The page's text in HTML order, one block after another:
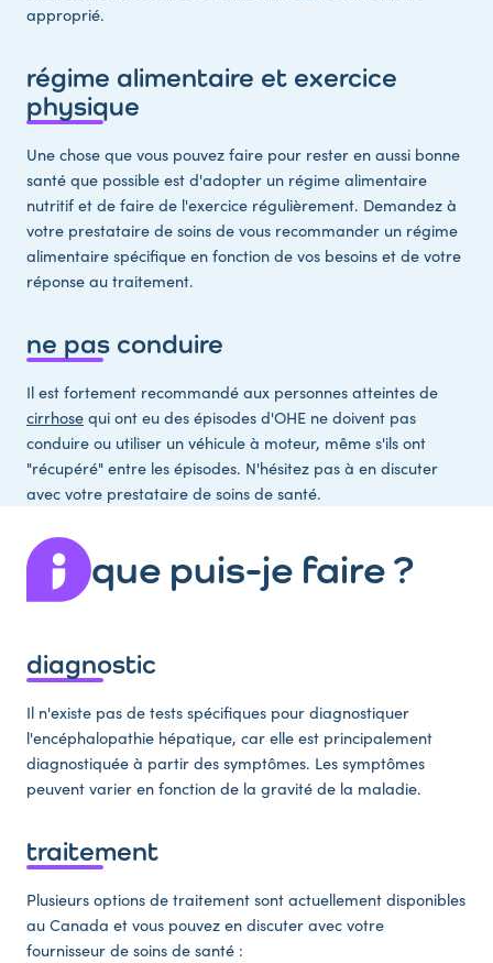
approprié.
régime alimentaire et exercice
physique
Une chose que vous pouvez faire pour rester en aussi bonne
santé que possible est d'adopter un régime alimentaire
nutritif et de faire de l'exercice régulièrement. Demandez à
votre prestataire de soins de vous recommander un régime
alimentaire spécifique en fonction de vos besoins et de votre
réponse au traitement.
ne pas conduire
Il est fortement recommandé aux personnes atteintes de
cirrhose qui ont eu des épisodes d'OHE ne doivent pas
conduire ou utiliser un véhicule à moteur, même s'ils ont
"récupéré" entre les épisodes. N'hésitez pas à en discuter
avec votre prestataire de soins de santé.
que puis-je faire ?
diagnostic
Il n'existe pas de tests spécifiques pour diagnostiquer
l'encéphalopathie hépatique, car elle est principalement
diagnostiquée à partir des symptômes. Les symptômes
peuvent varier en fonction de la gravité de la maladie.
traitement
Plusieurs options de traitement sont actuellement disponibles
au Canada et vous pouvez en discuter avec votre
fournisseur de soins de santé :